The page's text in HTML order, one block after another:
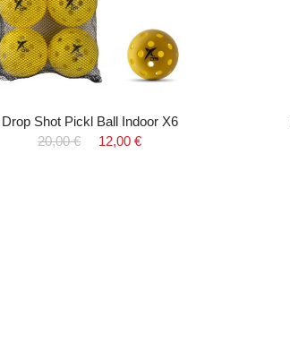
Drop Shot Pickl Ball Indoor X6
20,00 €
12,00 €